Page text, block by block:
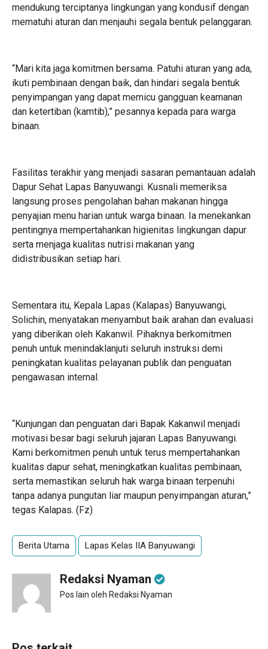
mendukung terciptanya lingkungan yang kondusif dengan
mematuhi aturan dan menjauhi segala bentuk pelanggaran.
“Mari kita jaga komitmen bersama. Patuhi aturan yang ada,
ikuti pembinaan dengan baik, dan hindari segala bentuk
penyimpangan yang dapat memicu gangguan keamanan
dan ketertiban (kamtib),” pesannya kepada para warga
binaan.
Fasilitas terakhir yang menjadi sasaran pemantauan adalah
Dapur Sehat Lapas Banyuwangi. Kusnali memeriksa
langsung proses pengolahan bahan makanan hingga
penyajian menu harian untuk warga binaan. Ia menekankan
pentingnya mempertahankan higienitas lingkungan dapur
serta menjaga kualitas nutrisi makanan yang
didistribusikan setiap hari.
Sementara itu, Kepala Lapas (Kalapas) Banyuwangi,
Solichin, menyatakan menyambut baik arahan dan evaluasi
yang diberikan oleh Kakanwil. Pihaknya berkomitmen
penuh untuk menindaklanjuti seluruh instruksi demi
peningkatan kualitas pelayanan publik dan penguatan
pengawasan internal.
“Kunjungan dan penguatan dari Bapak Kakanwil menjadi
motivasi besar bagi seluruh jajaran Lapas Banyuwangi.
Kami berkomitmen penuh untuk terus mempertahankan
kualitas dapur sehat, meningkatkan kualitas pembinaan,
serta memastikan seluruh hak warga binaan terpenuhi
tanpa adanya pungutan liar maupun penyimpangan aturan,”
tegas Kalapas. (Fz)
Berita Utama Lapas Kelas IIA Banyuwangi
Redaksi Nyaman
Pos lain oleh Redaksi Nyaman